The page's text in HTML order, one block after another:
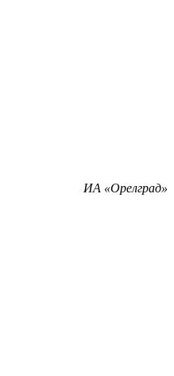
ИА «Орелград»